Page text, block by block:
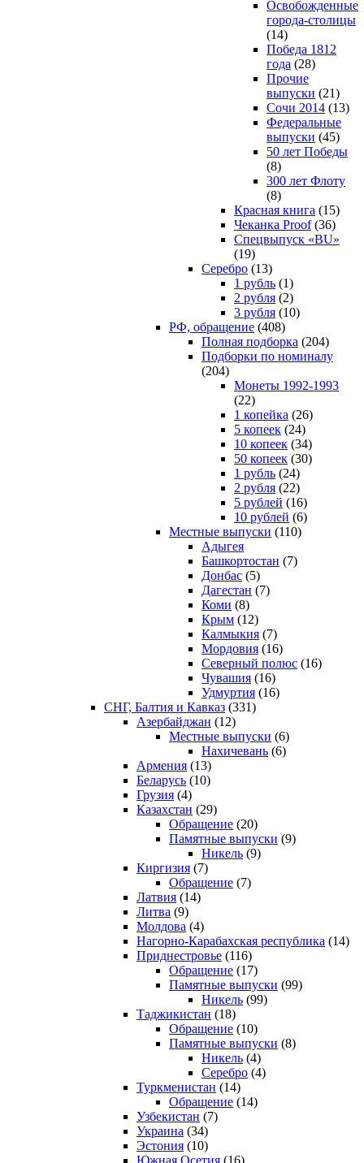
Освобожденные
города-столицы
(14)
Победа 1812
года (28)
Прочие
выпуски (21)
Сочи 2014 (13)
Федеральные
выпуски (45)
50 лет Победы
(8)
300 лет Флоту
(8)
Красная книга (15)
Чеканка Proof(36)
Спецвыпуск «BU»
(19)
Серебро (13)
1 рубль (1)
2 рубля (2)
3 рубля (10)
РФ, обращение (408)
Полная подборка (204)
Подборки по номиналу
(204)
Монеты 1992-1993
(22)
1 копейка (26)
5 копеек (24)
10 копеек (34)
50 копеек (30)
1 рубль (24)
2 рубля (22)
5 рублей (16)
10 рублей (6)
Местные выпуски (110)
Адыгея
Башкортостан (7)
Донбас (5)
Дагестан (7)
Коми (8)
Крым (12)
Калмыкия (7)
Мордовия (16)
Северный полюс (16)
Чувашия (16)
Удмуртия (16)
СНГ, Балтия и Кавказ (331)
Азербайджан (12)
Местные выпуски (6)
Нахичевань (6)
Армения (13)
Беларусь (10)
Грузия (4)
Казахстан (29)
Обращение (20)
Памятные выпуски (9)
Никель (9)
Киргизия (7)
Обращение (7)
Латвия (14)
Литва (9)
Молдова (4)
Нагорно-Карабахская республика (14)
Приднестровье (116)
Обращение (17)
Памятные выпуски (99)
Никель (99)
Таджикистан (18)
Обращение (10)
Памятные выпуски (8)
Никель (4)
Серебро (4)
Туркменистан (14)
Обращение (14)
Узбекистан (7)
Украина (34)
Эстония (10)
Южная Осетия (16)